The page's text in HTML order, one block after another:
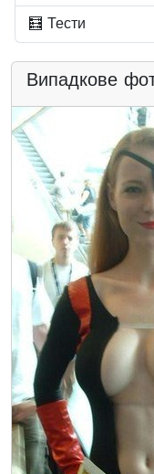
🧮 Тести
Випадкове